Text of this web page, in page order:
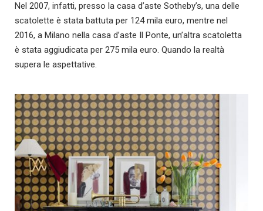
Nel 2007, infatti, presso la casa d’aste Sotheby’s, una delle
scatolette è stata battuta per 124 mila euro, mentre nel
2016, a Milano nella casa d’aste Il Ponte, un’altra scatoletta
è stata aggiudicata per 275 mila euro. Quando la realtà
supera le aspettative.